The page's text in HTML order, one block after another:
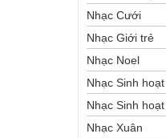
Nhạc Cưới
Nhạc Giới trẻ
Nhạc Noel
Nhạc Sinh
Thể Công Giáo
Nhạc Sinh
Nhi
Nhạc Xuân